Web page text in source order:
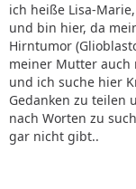
ich heiße Lisa-
und bin hier, da
Hirntumor
meiner Mutter auch
und ich suche hier
Gedanken zu teilen
nach Worten zu
gar nicht gibt..